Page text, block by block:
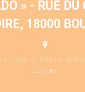
» - RUE DU
18000
» – Rue du Champ de
Bourges